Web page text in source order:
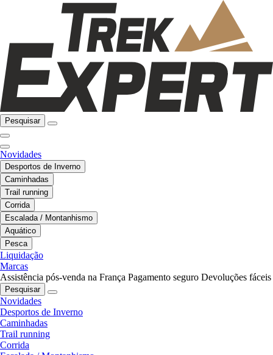
Pesquisar
Novidades
Desportos de Inverno
Caminhadas
Trail running
Corrida
Escalada / Montanhismo
Aquático
Pesca
Liquidação
Marcas
Assistência pós-venda na França Pagamento seguro Devoluções fáceis
Pesquisar
Novidades
Desportos de Inverno
Caminhadas
Trail running
Corrida